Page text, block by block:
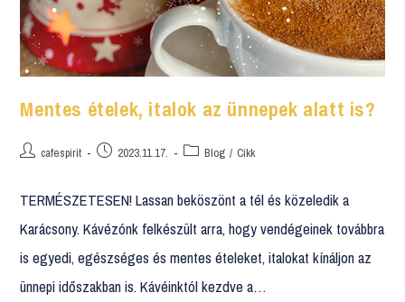
Mentes ételek, italok az ünnepek alatt is?
cafespirit 2023.11.17. Blog / Cikk
TERMÉSZETESEN! Lassan beköszönt a tél és közeledik a
Karácsony. Kávézónk felkészült arra, hogy vendégeinek továbbra
is egyedi, egészséges és mentes ételeket, italokat kínáljon az
ünnepi időszakban is. Kávéinktól kezdve a…